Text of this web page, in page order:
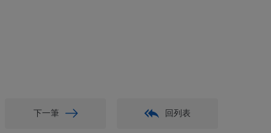
下一筆 回列表